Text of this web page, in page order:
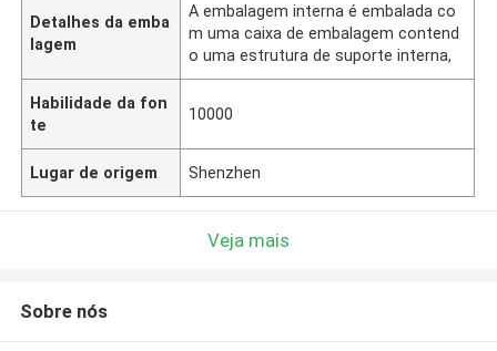
Detalhes da emba
lagem
A embalagem interna é embalada co
m uma caixa de embalagem contend
o uma estrutura de suporte interna,
Habilidade da fon
te
10000
Lugar de origem Shenzhen
Veja mais
Sobre nós